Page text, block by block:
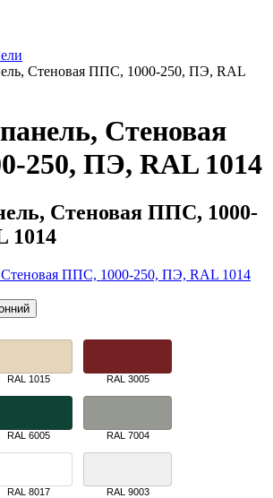
Стеновая ППС, 1000-250, ПЭ, RAL
Стеновая
250, ПЭ, RAL 1014
Стеновая ППС, 1000-
1014
RAL 1015 RAL 3005
RAL 6005 RAL 7004
RAL 8017 RAL 9003